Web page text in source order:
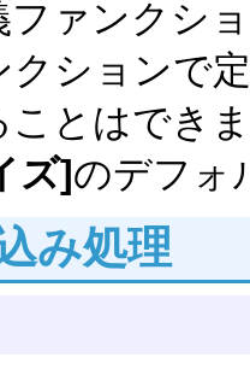
ファンクシ
クションで
ことはでき
ズ]のデフォ
み処理